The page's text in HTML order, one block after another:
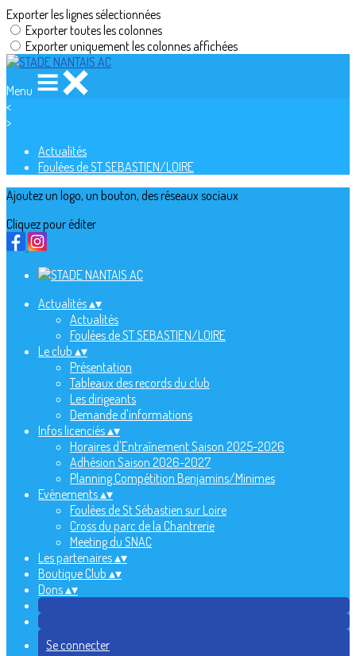
Exporter les lignes sélectionnées
Exporter toutes les colonnes
Exporter uniquement les colonnes affichées
Menu
<
>
Actualités
Foulées de ST SEBASTIEN/LOIRE
Ajoutez un logo, un bouton, des réseaux sociaux
Cliquez pour éditer
Actualités▴▾
Actualités
Foulées de ST SEBASTIEN/LOIRE
Le club ▴▾
Présentation
Tableaux des records du club
Les dirigeants
Demande d'informations
Infos licenciés▴▾
Horaires d'Entraînement Saison 2025-2026
Adhésion Saison 2026-2027
Planning Compétition Benjamins/Minimes
Evènements▴▾
Foulées de St Sébastien sur Loire
Cross du parc de la Chantrerie
Meeting du SNAC
Les partenaires▴▾
Boutique Club ▴▾
Dons▴▾
Se connecter